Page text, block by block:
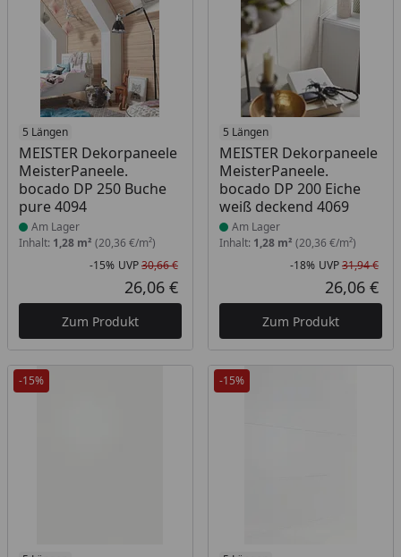
5 Längen
MEISTER Dekorpaneele
MeisterPaneele.
bocado DP 250 Buche
pure 4094
Produkt am Lager
Am Lager
Inhalt: 1,28 m² (20,36 €/m²)
Rabatt in Prozent
-15%
Ursprünglicher Preis
UVP30,66 €
Aktueller Preis
26,06 €
Zum Produkt
5 Längen
MEISTER Dekorpaneele
MeisterPaneele.
bocado DP 200 Eiche
weiß deckend 4069
Produkt am Lager
Am Lager
Inhalt: 1,28 m² (20,36 €/m²)
-18% UVP31,94 €
26,06 €
Zum Produkt
-15% -15%